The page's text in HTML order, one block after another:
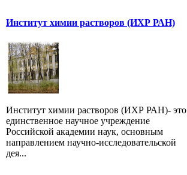
Институт химии растворов (ИХР РАН)
Институт химии растворов (ИХР РАН)- это
единственное научное учреждение
Российской академии наук, основным
направлением научно-исследовательской
дея...